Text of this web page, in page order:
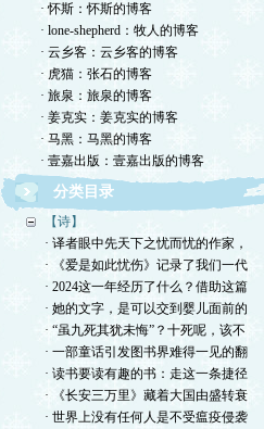
· 怀斯：怀斯的博客
· lone-shepherd：牧人的博客
· 云乡客：云乡客的博客
· 虎猫：张石的博客
· 旅泉：旅泉的博客
· 姜克实：姜克实的博客
· 马黑：马黑的博客
· 壹嘉出版：壹嘉出版的博客
分类目录
【诗】
· 译者眼中先天下之忧而忧的作家，
· 《爱是如此忧伤》记录了我们一代
· 2024这一年经历了什么？借助这篇
· 她的文字，是可以交到婴儿面前的
· “虽九死其犹未悔”？十死呢，该不
· 一部童话引发图书界难得一见的翻
· 读书要读有趣的书：走这一条捷径
· 《长安三万里》藏着大国由盛转衰
· 世界上没有任何人是不受瘟疫侵袭